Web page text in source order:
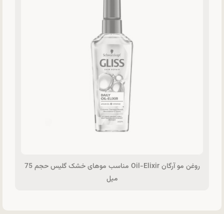
روغن مو آرگان Oil-Elixir مناسب موهای خشک گلیس حجم 75
میل